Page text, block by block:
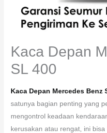
Kaca Depan
SL 400
Kaca Depan Mercedes Benz
satunya bagian penting yang
mengontrol keadaan
kerusakan atau rengat, ini